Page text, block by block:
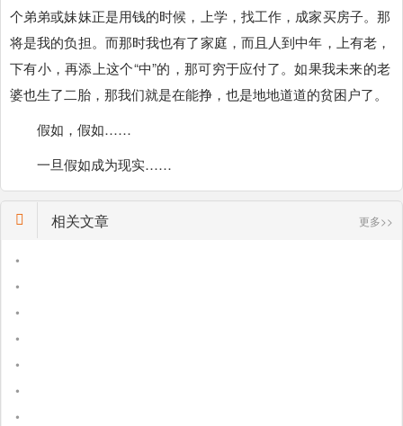
个弟弟或妹妹正是用钱的时候，上学，找工作，成家买房子。那
将是我的负担。而那时我也有了家庭，而且人到中年，上有老，
下有小，再添上这个“中”的，那可穷于应付了。如果我未来的老
婆也生了二胎，那我们就是在能挣，也是地地道道的贫困户了。
假如，假如……
一旦假如成为现实……
相关文章 更多>>
•
•
•
•
•
•
•